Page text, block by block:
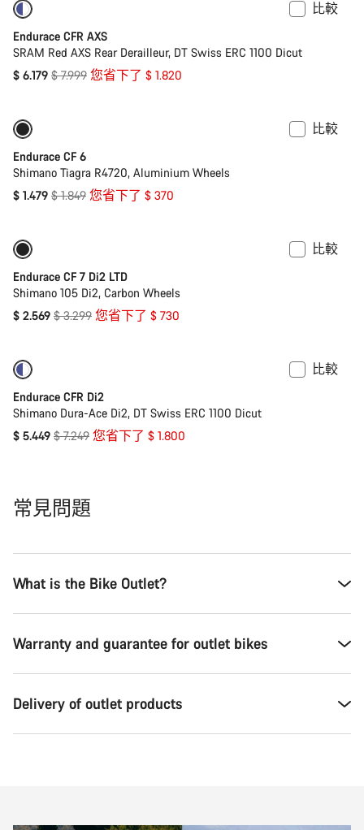
比較
Endurace CFR AXS
SRAM Red AXS Rear Derailleur, DT Swiss ERC 1100 Dicut
$ 6.179 原
$ 7.999 您省下了 $ 1.820
比較
Endurace CF 6
Shimano Tiagra R4720, Aluminium Wheels
$ 1.479 原
$ 1.849 您省下了 $ 370
比較
Endurace CF 7 Di2 LTD
Shimano 105 Di2, Carbon Wheels
$ 2.569 原
$ 3.299 您省下了 $ 730
比較
Endurace CFR Di2
Shimano Dura-Ace Di2, DT Swiss ERC 1100 Dicut
$ 5.449 原
$ 7.249 您省下了 $ 1.800
常見問題
What is the Bike Outlet?
Warranty and guarantee for outlet bikes
Delivery of outlet products